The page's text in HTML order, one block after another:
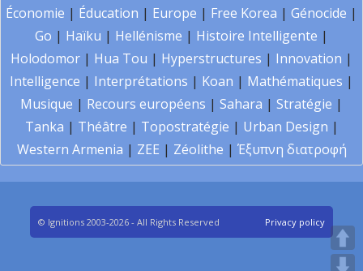
Économie | Éducation | Europe | Free Korea | Génocide |
Go | Haïku | Hellénisme | Histoire Intelligente |
Holodomor | Hua Tou | Hyperstructures | Innovation |
Intelligence | Interprétations | Koan | Mathématiques |
Musique | Recours européens | Sahara | Stratégie |
Tanka | Théâtre | Topostratégie | Urban Design |
Western Armenia | ZEE | Zéolithe | Έξυπνη διατροφή
© Ignitions 2003-2026 - All Rights Reserved Privacy policy